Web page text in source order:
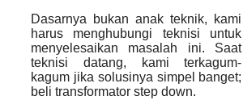
Dasarnya bukan anak teknik, kami
harus menghubungi teknisi untuk
menyelesaikan masalah ini. Saat
teknisi datang, kami terkagum-
kagum jika solusinya simpel banget;
beli transformator step down.